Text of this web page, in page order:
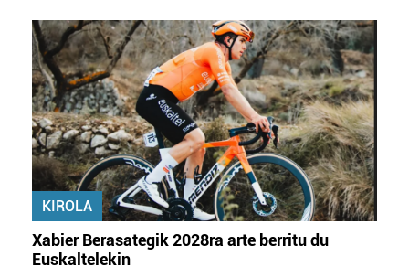
datuen atalean. Edozein unetan alda edo ken dezakezu
zure baimena Cookieen adierazpenean.
Webgune honek cookie propioak eta hirugarrenen cookie-
fitxategiak erabiltzen ditu. Zure esperientzia eta
zerbitzuak hobetzeko asmoz, cookie teknologiaz
baliatzen gara. Ohar hau onartuz gero, teknologia hori
erabiltzeko baimen esplizitua ematen diguzu.Gehiago
irakurri
KIROLA
Xabier Berasategik 2028ra arte berritu du
Euskaltelekin